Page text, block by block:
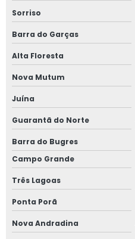
Sorriso
Barra do Garças
Alta Floresta
Nova Mutum
Juína
Guarantã do Norte
Barra do Bugres
Campo Grande
Três Lagoas
Ponta Porã
Nova Andradina